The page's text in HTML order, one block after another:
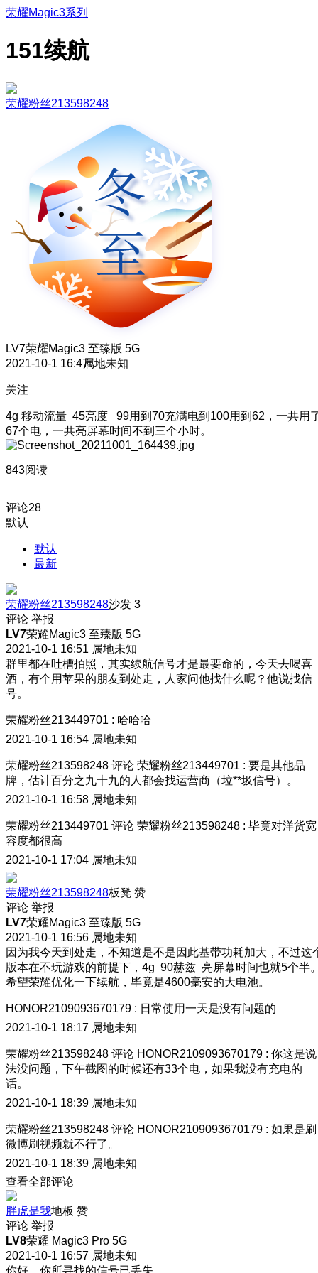
荣耀Magic3系列
151续航
荣耀粉丝213598248
LV7荣耀Magic3 至臻版 5G
2021-10-1 16:47属地未知
关注
4g 移动流量 45亮度 99用到70充满电到100用到62，一共用
67个电，一共亮屏幕时间不到三个小时。
843阅读
评论28
默认
默认
最新
荣耀粉丝213598248沙发 3
评论 举报
LV7荣耀Magic3 至臻版 5G
2021-10-1 16:51 属地未知
群里都在吐槽拍照，其实续航信号才是最要命的，今天去喝喜
酒，有个用苹果的朋友到处走，人家问他找什么呢？他说找信
号。
荣耀粉丝213449701 : 哈哈哈
2021-10-1 16:54 属地未知
荣耀粉丝213598248 评论 荣耀粉丝213449701 : 要是其他品
牌，估计百分之九十九的人都会找运营商（垃**圾信号）。
2021-10-1 16:58 属地未知
荣耀粉丝213449701 评论 荣耀粉丝213598248 : 毕竟对洋货宽
容度都很高
2021-10-1 17:04 属地未知
荣耀粉丝213598248板凳 赞
评论 举报
LV7荣耀Magic3 至臻版 5G
2021-10-1 16:56 属地未知
因为我今天到处走，不知道是不是因此基带功耗加大，不过这
版本在不玩游戏的前提下，4g 90赫兹 亮屏幕时间也就5个半
希望荣耀优化一下续航，毕竟是4600毫安的大电池。
HONOR2109093670179 : 日常使用一天是没有问题的
2021-10-1 18:17 属地未知
荣耀粉丝213598248 评论 HONOR2109093670179 : 你这是说
法没问题，下午截图的时候还有33个电，如果我没有充电的
话。
2021-10-1 18:39 属地未知
荣耀粉丝213598248 评论 HONOR2109093670179 : 如果是刷
微博刷视频就不行了。
2021-10-1 18:39 属地未知
查看全部评论
胖虎是我地板 赞
评论 举报
LV8荣耀 Magic3 Pro 5G
2021-10-1 16:57 属地未知
你好，你所寻找的信号已丢失